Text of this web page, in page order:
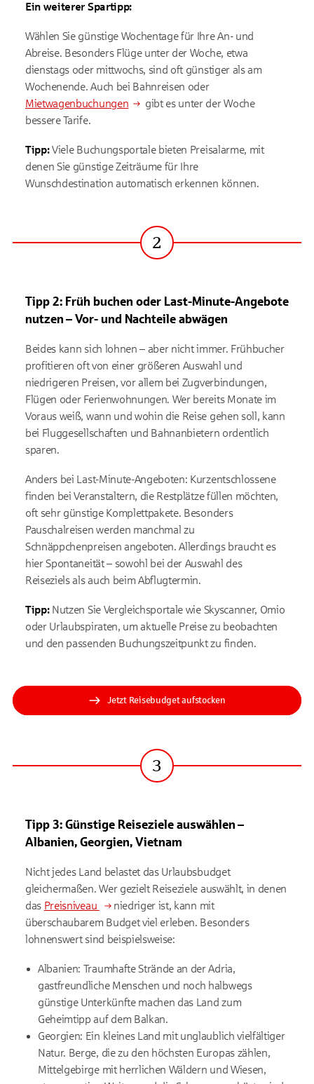
Ein weiterer Spartipp:
Wählen Sie günstige Wochentage für Ihre An- und
Abreise. Besonders Flüge unter der Woche, etwa
dienstags oder mittwochs, sind oft günstiger als am
Wochenende. Auch bei Bahnreisen oder
Mietwagenbuchungen
gibt es unter der Woche
bessere Tarife.
Tipp:Viele Buchungsportale bieten Preisalarme, mit
denen Sie günstige Zeiträume für Ihre
Wunschdestination automatisch erkennen können.
Schritt
2
Tipp 2: Früh buchen oder Last-Minute-Angebote
nutzen – Vor- und Nachteile abwägen
Beides kann sich lohnen – aber nicht immer. Frühbucher
profitieren oft von einer größeren Auswahl und
niedrigeren Preisen, vor allem bei Zugverbindungen,
Flügen oder Ferienwohnungen. Wer bereits Monate im
Voraus weiß, wann und wohin die Reise gehen soll, kann
bei Fluggesellschaften und Bahnanbietern ordentlich
sparen.
Anders bei Last-Minute-Angeboten: Kurzentschlossene
finden bei Veranstaltern, die Restplätze füllen möchten,
oft sehr günstige Komplettpakete. Besonders
Pauschalreisen werden manchmal zu
Schnäppchenpreisen angeboten. Allerdings braucht es
hier Spontaneität – sowohl bei der Auswahl des
Reiseziels als auch beim Abflugtermin.
Tipp: Nutzen Sie Vergleichsportale wie Skyscanner, Omio
oder Urlaubspiraten, um aktuelle Preise zu beobachten
und den passenden Buchungszeitpunkt zu finden.
Jetzt Reisebudget aufstocken
Schritt
3
Tipp 3: Günstige Reiseziele auswählen –
Albanien, Georgien, Vietnam
Nicht jedes Land belastet das Urlaubsbudget
gleichermaßen. Wer gezielt Reiseziele auswählt, in denen
das Preisniveau
niedriger ist, kann mit
überschaubarem Budget viel erleben. Besonders
lohnenswert sind beispielsweise:
Albanien: Traumhafte Strände an der Adria,
gastfreundliche Menschen und noch halbwegs
günstige Unterkünfte machen das Land zum
Geheimtipp auf dem Balkan.
Georgien: Ein kleines Land mit unglaublich vielfältiger
Natur. Berge, die zu den höchsten Europas zählen,
Mittelgebirge mit herrlichen Wäldern und Wiesen,